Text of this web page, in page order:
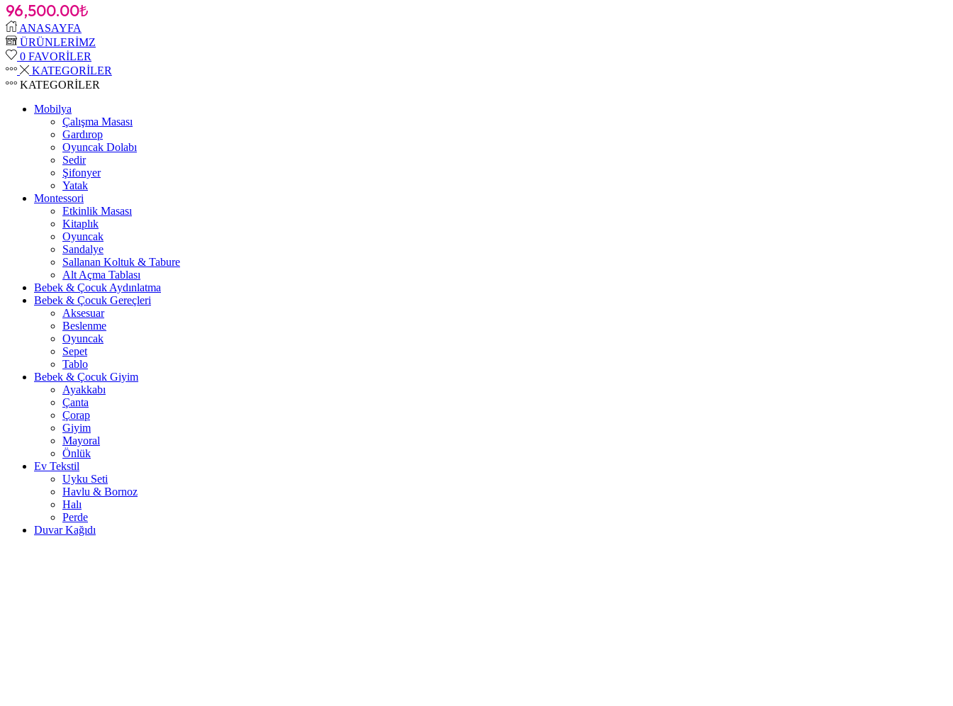
96,500.00₺
ANASAYFA
ÜRÜNLERİMZ
0 FAVORİLER
KATEGORİLER
KATEGORİLER
Mobilya
Çalışma Masası
Gardırop
⁠Oyuncak Dolabı
Sedir
Şifonyer
Yatak
Montessori
Etkinlik Masası
Kitaplık
Oyuncak
Sandalye
Sallanan Koltuk & Tabure
Alt Açma Tablası
Bebek & Çocuk Aydınlatma
Bebek & Çocuk Gereçleri
Aksesuar
Beslenme
Oyuncak
Sepet
Tablo
Bebek & Çocuk Giyim
Ayakkabı
Çanta
Çorap
Giyim
Mayoral
Önlük
Ev Tekstil
Uyku Seti
Havlu & Bornoz
Halı
Perde
Duvar Kağıdı